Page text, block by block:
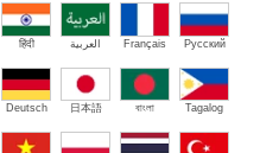
हिंदी العربية Français Русский
Deutsch 日本語 বাংলা Tagalog